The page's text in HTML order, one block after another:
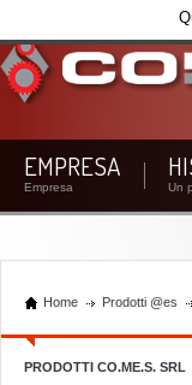
EMPRESA
Empresa Un
Home Prodotti @es
PRODOTTI CO.ME.S. SRL